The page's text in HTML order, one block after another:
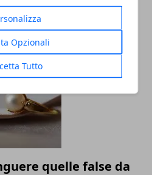
Opzionali
Tutto
quelle false da